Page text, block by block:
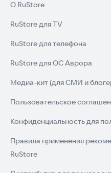
О RuStore
RuStore для TV
RuStore для телефона
RuStore для ОС Аврора
Медиа-кит (для СМИ и
Пользовательское
Конфиденциальность для
Правила применения
RuStore